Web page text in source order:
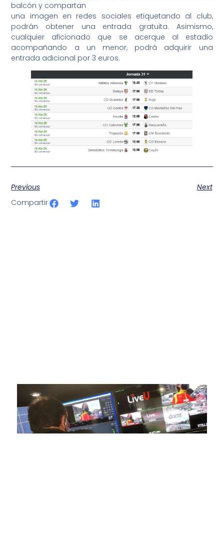
balcón y compartan
una imagen en redes sociales etiquetando al club,
podrán obtener una entrada gratuita. Asimismo,
cualquier aficionado que se acerque al estadio
acompañando a un menor, podrá adquirir una
entrada adicional por 3 euros.
Previous
Next
Compartir